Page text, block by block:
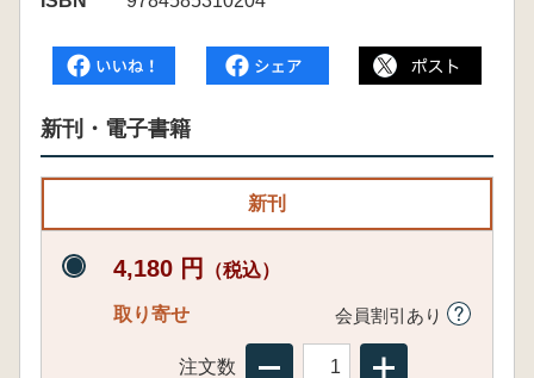
新刊・電子書籍
新刊
4,180 円 （税込）
取り寄せ 会員割引あり
注文数